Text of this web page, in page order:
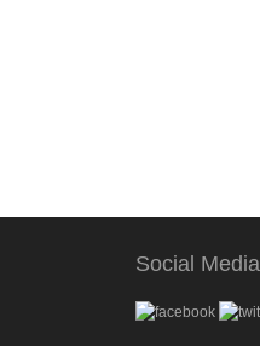
Social Media